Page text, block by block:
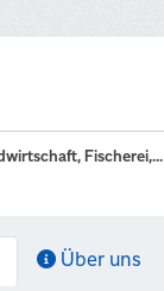
Fischerei,...
Über uns